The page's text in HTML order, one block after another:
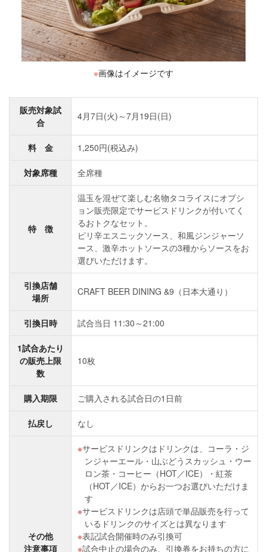
※画像はイメージです
販売対象試
合
4月7日(火)～7月19日(日)
料 金 1,250円(税込み)
対象席種 全席種
特 徴
温玉を混ぜて楽しむ名物タコライスにオプシ
ョン販売限定でサービスドリンクが付いてく
るおトクなセット。
ピリ辛エスニックソース、和風ジンジャーソ
ース、激辛ホットソースの3種からソースをお
選びいただけます。
引換店舗
場所
CRAFT BEER DINING &9（日本大通り）
引換日時 試合当日 11:30～21:00
1試合あたり
の販売上限
数
10枚
購入期限 ご購入される試合日の1日前
払戻し なし
その他
注意事項
サービスドリンクはドリンクは、コーラ・ジ
ンジャーエール・山ぶどうスカッシュ・ウー
ロン茶・コーヒー（HOT／ICE）・紅茶
（HOT／ICE）からお一つお選びいただけま
す
サービスドリンクは店頭で単品販売を行って
いるドリンクのサイズとは異なります
表記試合開催時のみ引換可
試合中止の場合のみ、引換券をお持ちの方に